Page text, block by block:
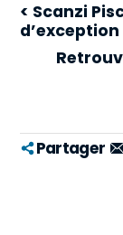
< Scanzi
Partager